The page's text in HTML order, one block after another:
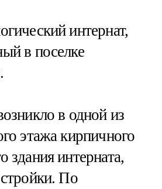
интернат,
в поселке
в одной из
этажа кирпичного
здания интерната,
По